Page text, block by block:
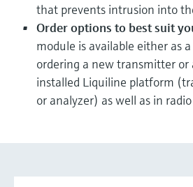
that prevents intrusion into
Order options to best suit
module is available either as
ordering a new transmitter or
installed Liquiline platform
or analyzer) as well as in